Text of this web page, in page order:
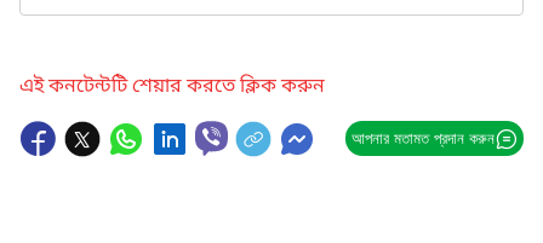
এই কনটেন্টটি শেয়ার করতে ক্লিক করুন
আপনার মতামত প্রদান করুন